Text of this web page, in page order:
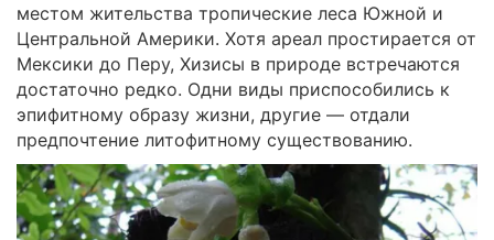
местом жительства тропические леса Южной и
Центральной Америки. Хотя ареал простирается от
Мексики до Перу, Хизисы в природе встречаются
достаточно редко. Одни виды приспособились к
эпифитному образу жизни, другие — отдали
предпочтение литофитному существованию.